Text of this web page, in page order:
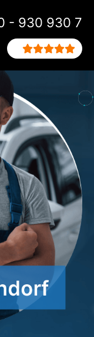
- 930 930 7